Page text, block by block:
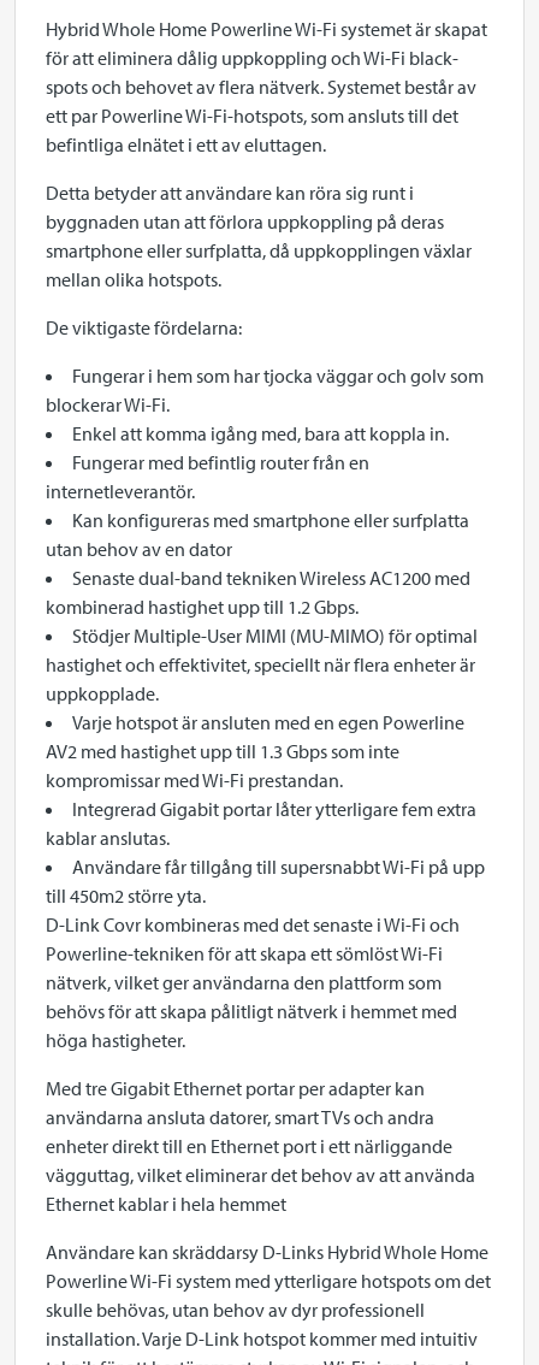
Hybrid Whole Home Powerline Wi-Fi systemet är skapat
för att eliminera dålig uppkoppling och Wi-Fi black-
spots och behovet av flera nätverk. Systemet består av
ett par Powerline Wi-Fi-hotspots, som ansluts till det
befintliga elnätet i ett av eluttagen.
Detta betyder att användare kan röra sig runt i
byggnaden utan att förlora uppkoppling på deras
smartphone eller surfplatta, då uppkopplingen växlar
mellan olika hotspots.
De viktigaste fördelarna:
Fungerar i hem som har tjocka väggar och golv som
blockerar Wi-Fi.
Enkel att komma igång med, bara att koppla in.
Fungerar med befintlig router från en
internetleverantör.
Kan konfigureras med smartphone eller surfplatta
utan behov av en dator
Senaste dual-band tekniken Wireless AC1200 med
kombinerad hastighet upp till 1.2 Gbps.
Stödjer Multiple-User MIMI (MU-MIMO) för optimal
hastighet och effektivitet, speciellt när flera enheter är
uppkopplade.
Varje hotspot är ansluten med en egen Powerline
AV2 med hastighet upp till 1.3 Gbps som inte
kompromissar med Wi-Fi prestandan.
Integrerad Gigabit portar låter ytterligare fem extra
kablar anslutas.
Användare får tillgång till supersnabbt Wi-Fi på upp
till 450m2 större yta.
D-Link Covr kombineras med det senaste i Wi-Fi och
Powerline-tekniken för att skapa ett sömlöst Wi-Fi
nätverk, vilket ger användarna den plattform som
behövs för att skapa pålitligt nätverk i hemmet med
höga hastigheter.
Med tre Gigabit Ethernet portar per adapter kan
användarna ansluta datorer, smart TVs och andra
enheter direkt till en Ethernet port i ett närliggande
vägguttag, vilket eliminerar det behov av att använda
Ethernet kablar i hela hemmet
Användare kan skräddarsy D-Links Hybrid Whole Home
Powerline Wi-Fi system med ytterligare hotspots om det
skulle behövas, utan behov av dyr professionell
installation. Varje D-Link hotspot kommer med intuitiv